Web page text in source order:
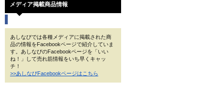
メディア掲載商品情報
あしなびでは各種メディアに掲載された商
品の情報をFacebookページで紹介していま
す。あしなびのFacebookページを「いい
ね！」して売れ筋情報をいち早くキャッ
チ！
>>あしなびFacebookページはこちら